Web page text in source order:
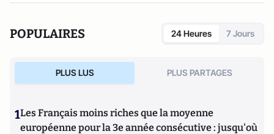
POPULAIRES 24 Heures 7 Jours
PLUS LUS PLUS PARTAGES
1Les Français moins riches que la moyenne
européenne pour la 3e année consécutive : jusqu'où